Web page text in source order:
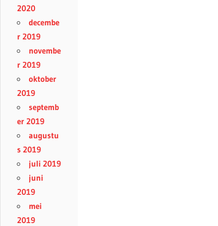
2020
decembe
r 2019
novembe
r 2019
oktober
2019
septemb
er 2019
augustu
s 2019
juli 2019
juni
2019
mei
2019